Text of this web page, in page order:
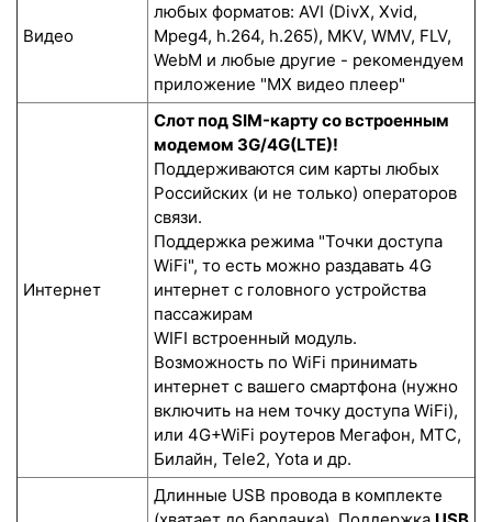
Видео
любых форматов: AVI (DivX, Xvid,
Mpeg4, h.264, h.265), MKV, WMV, FLV,
WebM и любые другие - рекомендуем
приложение "MX видео плеер"
Интернет
Слот под SIM-карту со встроенным
модемом 3G/4G(LTE)!
Поддерживаются сим карты любых
Российских (и не только) операторов
связи.
Поддержка режима "Точки доступа
WiFi", то есть можно раздавать 4G
интернет с головного устройства
пассажирам
WIFI встроенный модуль.
Возможность по WiFi принимать
интернет с вашего смартфона (нужно
включить на нем точку доступа WiFi),
или 4G+WiFi роутеров Мегафон, МТС,
Билайн, Tele2, Yota и др.
Длинные USB провода в комплекте